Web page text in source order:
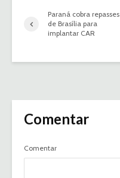
Paraná cobra repasses
de Brasília para
implantar CAR
Comentar
Comentar